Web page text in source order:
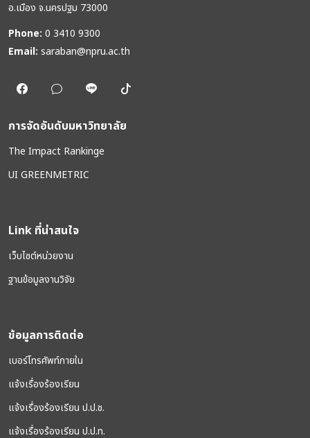
อ.เมือง จ.นครปฐม 73000
Phone: 0 3410 9300
Email: saraban@npru.ac.th
การจัดอันดับมหาวิทยาลัย
The Impact Rankinge
UI GREENMETRIC
Link ที่น่าสนใจ
เว็บไซต์หน่วยงาน
ฐานข้อมูลงานวิจัย
ข้อมูลการติดต่อ
เบอร์โทรศัพท์ภายใน
แจ้งเรื่องร้องเรียน
แจ้งเรื่องร้องเรียน ป.ป.ช.
แจ้งเรื่องร้องเรียน ป.ป.ท.